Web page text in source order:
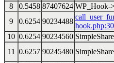
8
0.5458 87407624 WP_Hook-
9
0.6254 90234488
10 0.6254 90234560
11
0.6257 90245480